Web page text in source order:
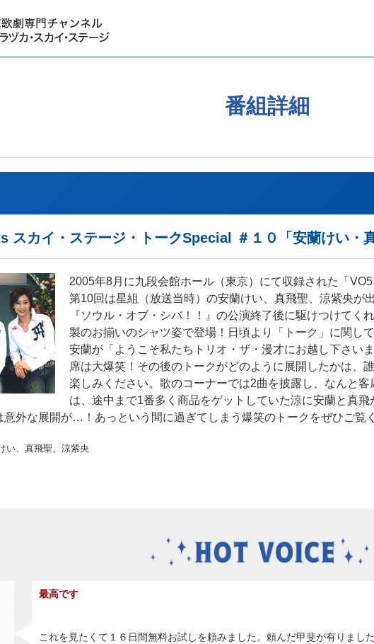
番組詳細
スカイ・ステージ・トークSpecial ＃１０「安蘭けい・
2005年8月に九段会館ホール（東京）にて収録された「
第10回は星組（放送当時）の安蘭けい、真飛聖、涼紫央が
『ソウル・オブ・シバ！！』の公演終了後に駆けつけて
製のお揃いのシャツ姿で登場！日頃より「トーク」に関し
安蘭が「ようこそ私たちトリオ・ザ・漫才にお越し下さい
席は大爆笑！その後のトークがどのように展開したかは
楽しみください。歌のコーナーでは2曲を披露し、なんと
は、途中まで1番多く商品をゲットしていた涼に安蘭と真
意外な展開が…！あっという間に過ぎてしまう爆笑のトークをぜひご覧
い、真飛聖、涼紫央
最高です
これを見たくて１６日間無料お試しを頼みました。頼んだ甲斐が有りまし